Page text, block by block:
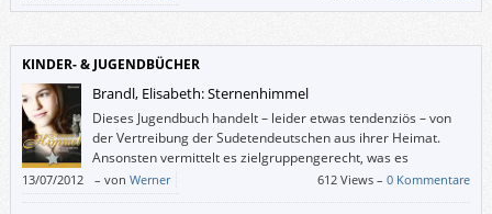
KINDER- & JUGENDBÜCHER
Brandl, Elisabeth: Sternenhimmel
Dieses Jugendbuch handelt – leider etwas tendenziös – von
der Vertreibung der Sudetendeutschen aus ihrer Heimat.
Ansonsten vermittelt es zielgruppengerecht, was es
bedeutet, aus der Heimat vertrieben zu werden, und wie es
ist, woanders nicht willkommen zu sein.
13/07/2012 – von Werner 612 Views –0 Kommentare